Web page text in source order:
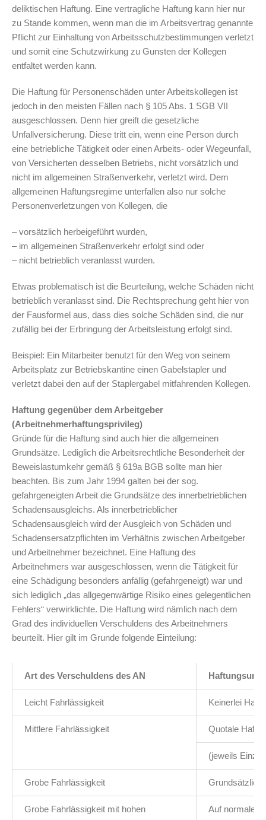
deliktischen Haftung. Eine vertragliche Haftung kann hier nur
zu Stande kommen, wenn man die im Arbeitsvertrag genannte
Pflicht zur Einhaltung von Arbeitsschutzbestimmungen verletzt
und somit eine Schutzwirkung zu Gunsten der Kollegen
entfaltet werden kann.
Die Haftung für Personenschäden unter Arbeitskollegen ist
jedoch in den meisten Fällen nach § 105 Abs. 1 SGB VII
ausgeschlossen. Denn hier greift die gesetzliche
Unfallversicherung. Diese tritt ein, wenn eine Person durch
eine betriebliche Tätigkeit oder einen Arbeits- oder Wegeunfall,
von Versicherten desselben Betriebs, nicht vorsätzlich und
nicht im allgemeinen Straßenverkehr, verletzt wird. Dem
allgemeinen Haftungsregime unterfallen also nur solche
Personenverletzungen von Kollegen, die
– vorsätzlich herbeigeführt wurden,
– im allgemeinen Straßenverkehr erfolgt sind oder
– nicht betrieblich veranlasst wurden.
Etwas problematisch ist die Beurteilung, welche Schäden nicht
betrieblich veranlasst sind. Die Rechtsprechung geht hier von
der Fausformel aus, dass dies solche Schäden sind, die nur
zufällig bei der Erbringung der Arbeitsleistung erfolgt sind.
Beispiel: Ein Mitarbeiter benutzt für den Weg von seinem
Arbeitsplatz zur Betriebskantine einen Gabelstapler und
verletzt dabei den auf der Staplergabel mitfahrenden Kollegen.
Haftung gegenüber dem Arbeitgeber
(Arbeitnehmerhaftungsprivileg)
Gründe für die Haftung sind auch hier die allgemeinen
Grundsätze. Lediglich die Arbeitsrechtliche Besonderheit der
Beweislastumkehr gemäß § 619a BGB sollte man hier
beachten. Bis zum Jahr 1994 galten bei der sog.
gefahrgeneigten Arbeit die Grundsätze des innerbetrieblichen
Schadensausgleichs. Als innerbetrieblicher
Schadensausgleich wird der Ausgleich von Schäden und
Schadensersatzpflichten im Verhältnis zwischen Arbeitgeber
und Arbeitnehmer bezeichnet. Eine Haftung des
Arbeitnehmers war ausgeschlossen, wenn die Tätigkeit für
eine Schädigung besonders anfällig (gefahrgeneigt) war und
sich lediglich „das allgegenwärtige Risiko eines gelegentlichen
Fehlers“ verwirklichte. Die Haftung wird nämlich nach dem
Grad des individuellen Verschuldens des Arbeitnehmers
beurteilt. Hier gilt im Grunde folgende Einteilung:
Art des Verschuldens des AN
Leicht Fahrlässigkeit Keinerlei
Mittlere Fahrlässigkeit Quotale
(jeweils
Grobe Fahrlässigkeit Grundsätzlich
Grobe Fahrlässigkeit mit hohen
Auf normales